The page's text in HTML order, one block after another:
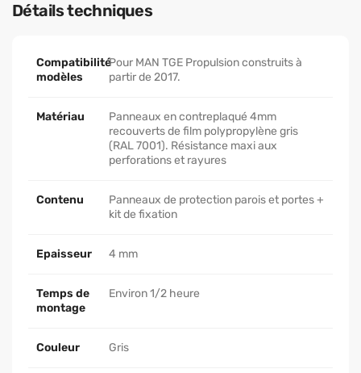
Détails techniques
Compatibilité
modèles
Pour MAN TGE Propulsion construits à
partir de 2017.
Matériau
Panneaux en contreplaqué 4mm
recouverts de film polypropylène gris
(RAL 7001). Résistance maxi aux
perforations et rayures
Contenu
Panneaux de protection parois et portes +
kit de fixation
Epaisseur 4 mm
Temps de
montage
Environ 1/2 heure
Couleur Gris